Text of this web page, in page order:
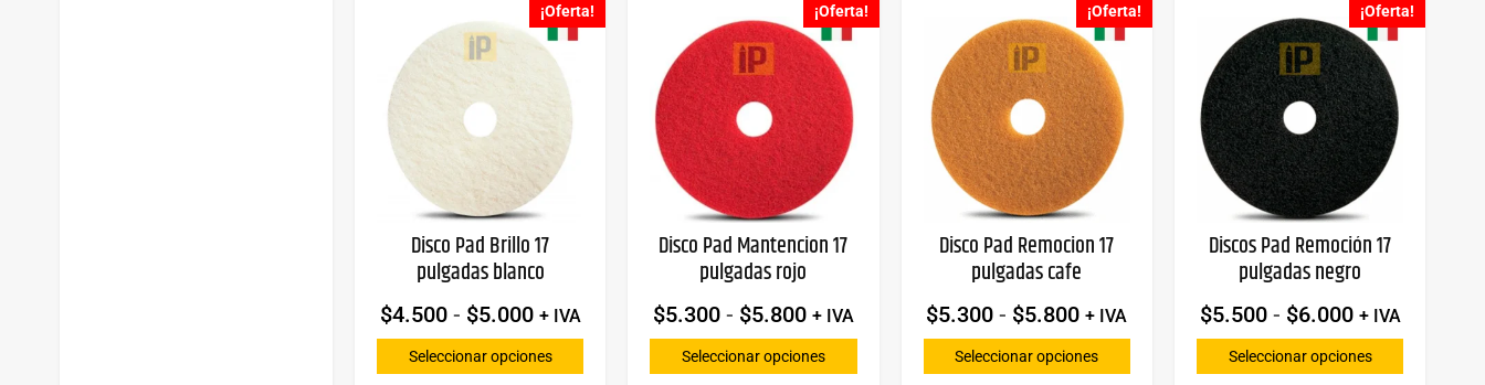
¡Oferta!
Disco Pad Brillo 17
pulgadas blanco
$4.500 - $5.000 + IVA
Seleccionar opciones
¡Oferta!
Disco Pad Mantencion 17
pulgadas rojo
$5.300 - $5.800 + IVA
Seleccionar opciones
¡Oferta!
Disco Pad Remocion 17
pulgadas cafe
$5.300 - $5.800 + IVA
Seleccionar opciones
¡Oferta!
Discos Pad Remoción 17
pulgadas negro
$5.500 - $6.000 + IVA
Seleccionar opciones